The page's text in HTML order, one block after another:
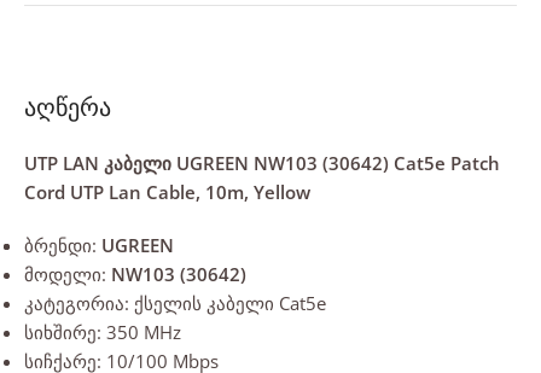
აღწერა
UTP LAN კაბელი UGREEN NW103 (30642) Cat5e Patch
Cord UTP Lan Cable, 10m, Yellow
ბრენდი: UGREEN
მოდელი: NW103 (30642)
კატეგორია: ქსელის კაბელი Cat5e
სიხშირე: 350 MHz
სიჩქარე: 10/100 Mbps